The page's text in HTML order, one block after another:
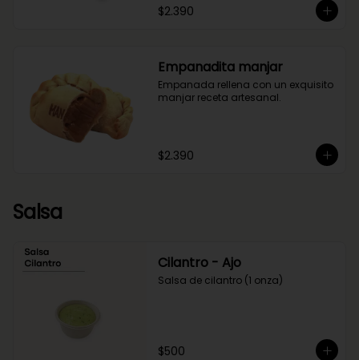
$2.390
Empanadita manjar
Empanada rellena con un exquisito
manjar receta artesanal.
$2.390
Salsa
Cilantro - Ajo
Salsa de cilantro (1 onza)
$500